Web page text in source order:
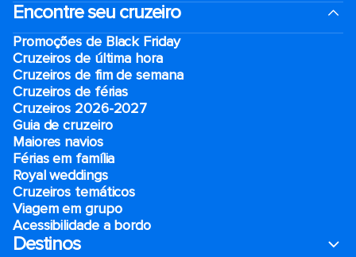
Encontre seu cruzeiro
Promoções de Black Friday
Cruzeiros de última hora
Cruzeiros de fim de semana
Cruzeiros de férias
Cruzeiros 2026-2027
Guia de cruzeiro
Maiores navios
Férias em família
Royal weddings
Cruzeiros temáticos
Viagem em grupo
Acessibilidade a bordo
Destinos